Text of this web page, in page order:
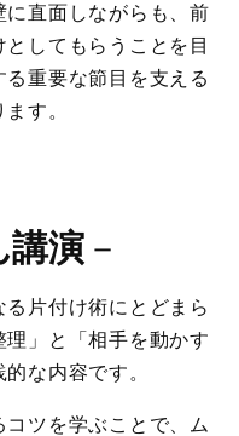
に直面しながらも、前
してもらうことを目
重要な節目を支える
す。
講演 －
片付け術にとどまら
」と「相手を動かす
な内容です。
ツを学ぶことで、ム